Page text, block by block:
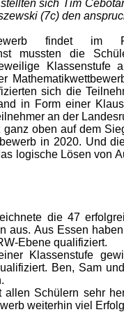
sich Tim
(7c) den
findet im
mussten die
Klassenstufe
sich die
in Form einer
an der
oben auf dem
in 2020. Und
logische Lösen von
die 47
aus. Aus Essen
Ebene qualifiziert.
Klassenstufe
Ben, Sam
allen Schülern sehr
weiterhin viel